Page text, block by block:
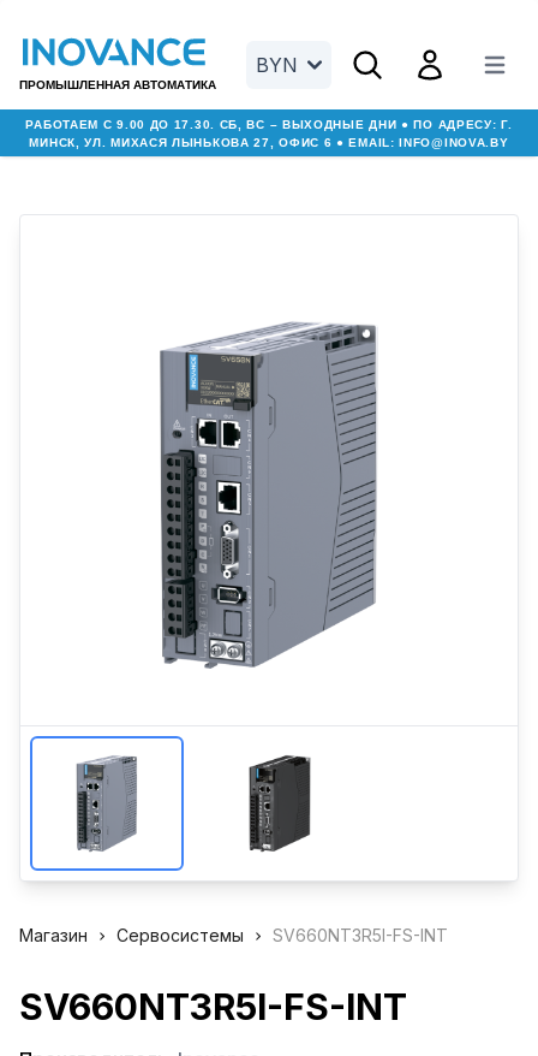
ПРОМЫШЛЕННАЯ АВТОМАТИКА
BYN Open search menu
Open user
Open
РАБОТАЕМ С 9.00 ДО 17.30. СБ, ВС – ВЫХОДНЫЕ ДНИ ● ПО АДРЕСУ: Г.
МИНСК, УЛ. МИХАСЯ ЛЫНЬКОВА 27, ОФИС 6 ● EMAIL:INFO@INOVA.BY
Увеличить изображение
Магазин Сервосистемы SV660NT3R5I-FS-INT
SV660NT3R5I-FS-INT